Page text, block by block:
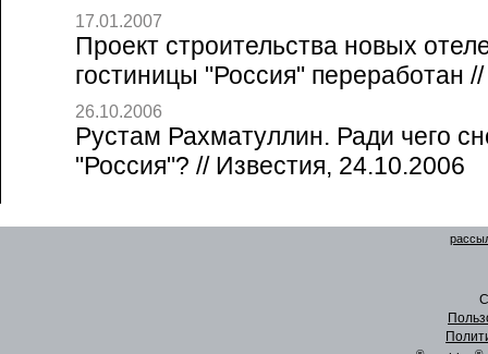
17.01.2007
Проект строительства новых
гостиницы "Россия" переработан
26.10.2006
Рустам Рахматуллин. Ради чего
"Россия"? // Известия, 24.10.2006